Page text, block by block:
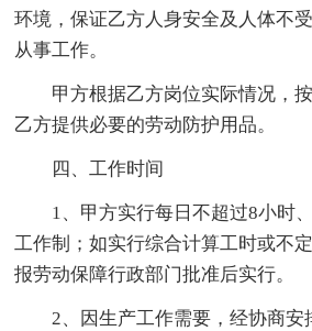
环境，保证乙方人身安全及人体不
从事工作。
甲方根据乙方岗位实际情况，
乙方提供必要的劳动防护用品。
四、工作时间
1、甲方实行每日不超过8小时
工作制；如实行综合计算工时或不
报劳动保障行政部门批准后实行。
2、因生产工作需要，经协商安